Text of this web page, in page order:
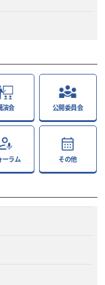
演会 公開委員会
ーラム その他